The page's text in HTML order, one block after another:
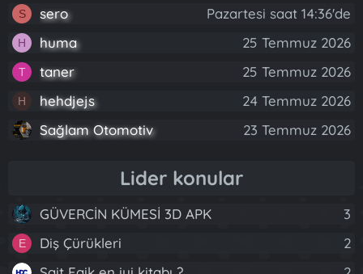
S sero Pazartesi saat 14:36'de
H huma 25 Temmuz 2026
T taner 25 Temmuz 2026
H hehdjejs
24 Temmuz 2026
Sağlam Otomotiv
23 Temmuz 2026
Lider konular
GÜVERCİN KÜMESİ 3D APK 3
E Diş Çürükleri
2